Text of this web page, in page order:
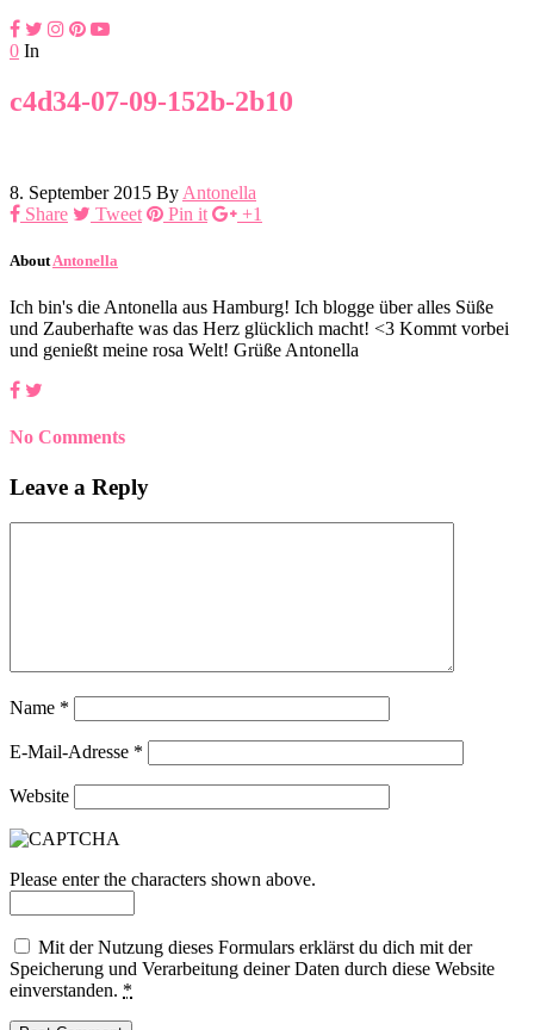
0 In
c4d34-07-09-152b-2b10
8. September 2015 By Antonella
Share
Tweet Pin it +1
About Antonella
Ich bin's die Antonella aus Hamburg! Ich blogge über alles Süße
und Zauberhafte was das Herz glücklich macht! <3 Kommt vorbei
und genießt meine rosa Welt! Grüße Antonella
No Comments
Leave a Reply
Name *
E-Mail-Adresse *
Website
Please enter the characters shown above.
Mit der Nutzung dieses Formulars erklärst du dich mit der
Speicherung und Verarbeitung deiner Daten durch diese Website
einverstanden. *